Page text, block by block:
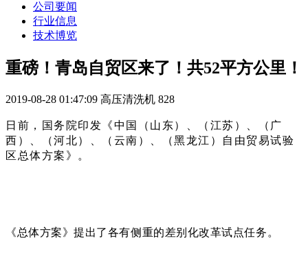
公司要闻
行业信息
技术博览
重磅！青岛自贸区来了！共52平方公里！
2019-08-28 01:47:09 高压清洗机 828
日前，国务院印发《中国（山东）、（江苏）、（广
西）、（河北）、（云南）、（黑龙江）自由贸易试验
区总体方案》。
《总体方案》提出了各有侧重的差别化改革试点任务。